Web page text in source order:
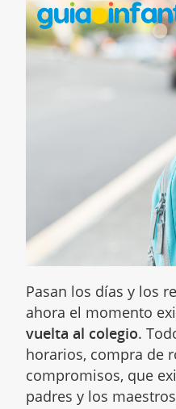
Pasan los días y los
ahora el momento
vuelta al colegio.
horarios, compra de
compromisos, que
padres y los